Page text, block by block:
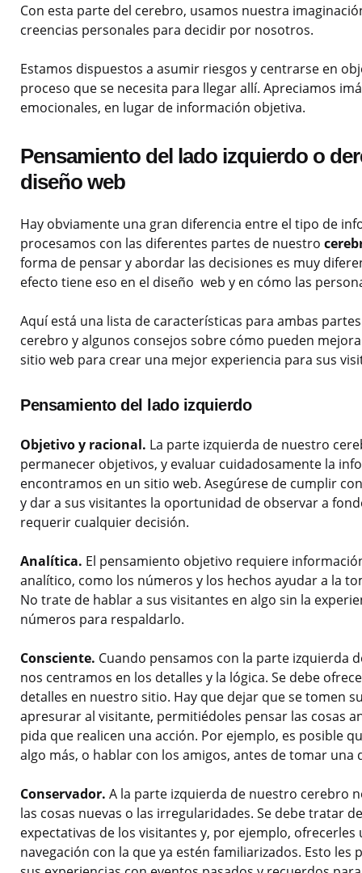
Con esta parte del cerebro, usamos nuestra
creencias personales para decidir por nosotros.
Estamos dispuestos a asumir riesgos y centrarse en
proceso que se necesita para llegar allí. Apreciamos
emocionales, en lugar de información objetiva.
Pensamiento del lado izquierdo o
diseño web
Hay obviamente una gran diferencia entre el tipo de
procesamos con las diferentes partes de nuestro
forma de pensar y abordar las decisiones es muy
efecto tiene eso en el diseño web y en cómo las
Aquí está una lista de características para ambas
cerebro y algunos consejos sobre cómo pueden
sitio web para crear una mejor experiencia para sus
Pensamiento del lado izquierdo
Objetivo y racional. La parte izquierda de nuestro
permanecer objetivos, y evaluar cuidadosamente la
encontramos en un sitio web. Asegúrese de cumplir
y dar a sus visitantes la oportunidad de observar a
requerir cualquier decisión.
Analítica. El pensamiento objetivo requiere
analítico, como los números y los hechos ayudar a la
No trate de hablar a sus visitantes en algo sin la
números para respaldarlo.
Consciente. Cuando pensamos con la parte izquierda
nos centramos en los detalles y la lógica. Se debe
detalles en nuestro sitio. Hay que dejar que se tomen
apresurar al visitante, permitiédoles pensar las cosas
pida que realicen una acción. Por ejemplo, es posible
algo más, o hablar con los amigos, antes de tomar una
Conservador. A la parte izquierda de nuestro cerebro
las cosas nuevas o las irregularidades. Se debe tratar
expectativas de los visitantes y, por ejemplo,
navegación con la que ya estén familiarizados. Esto